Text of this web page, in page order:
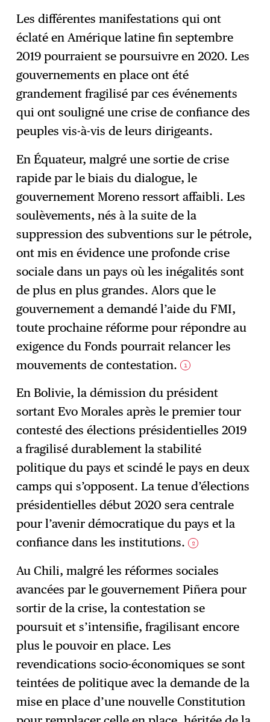
Les différentes manifestations qui ont
éclaté en Amérique latine fin septembre
2019 pourraient se poursuivre en 2020. Les
gouvernements en place ont été
grandement fragilisé par ces événements
qui ont souligné une crise de confiance des
peuples vis-à-vis de leurs dirigeants.
En Équateur, malgré une sortie de crise
rapide par le biais du dialogue, le
gouvernement Moreno ressort affaibli. Les
soulèvements, nés à la suite de la
suppression des subventions sur le pétrole,
ont mis en évidence une profonde crise
sociale dans un pays où les inégalités sont
de plus en plus grandes. Alors que le
gouvernement a demandé l’aide du FMI,
toute prochaine réforme pour répondre au
exigence du Fonds pourrait relancer les
mouvements de contestation. 1
En Bolivie, la démission du président
sortant Evo Morales après le premier tour
contesté des élections présidentielles 2019
a fragilisé durablement la stabilité
politique du pays et scindé le pays en deux
camps qui s’opposent. La tenue d’élections
présidentielles début 2020 sera centrale
pour l’avenir démocratique du pays et la
confiance dans les institutions. 2
Au Chili, malgré les réformes sociales
avancées par le gouvernement Piñera pour
sortir de la crise, la contestation se
poursuit et s’intensifie, fragilisant encore
plus le pouvoir en place. Les
revendications socio-économiques se sont
teintées de politique avec la demande de la
mise en place d’une nouvelle Constitution